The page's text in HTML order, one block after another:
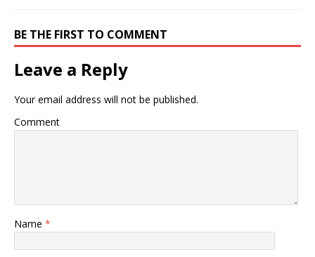
BE THE FIRST TO COMMENT
Leave a Reply
Your email address will not be published.
Comment
Name *